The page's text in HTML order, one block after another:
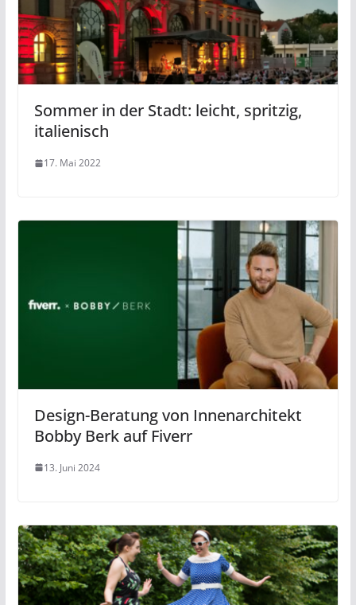
Sommer in der Stadt: leicht, spritzig,
italienisch
17. Mai 2022
Design-Beratung von Innenarchitekt
Bobby Berk auf Fiverr
13. Juni 2024